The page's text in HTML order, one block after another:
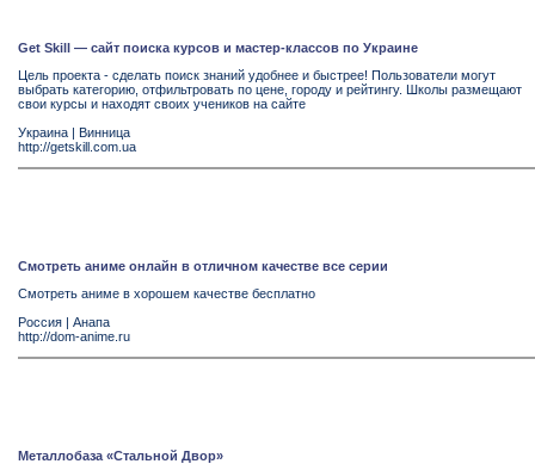
Get Skill — сайт поиска курсов и мастер-классов по Украине
Цель проекта - сделать поиск знаний удобнее и быстрее! Пользователи могут
выбрать категорию, отфильтровать по цене, городу и рейтингу. Школы размещают
свои курсы и находят своих учеников на сайте
Украина | Винница
http://getskill.com.ua
Смотреть аниме онлайн в отличном качестве все серии
Смотреть аниме в хорошем качестве бесплатно
Россия | Анапа
http://dom-anime.ru
Металлобаза «Стальной Двор»